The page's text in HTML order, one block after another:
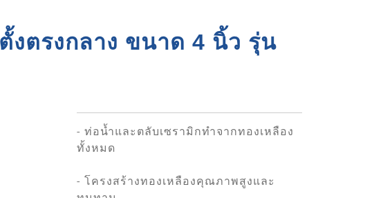
งตรงกลาง ขนาด 4 นิ้ว รุ่น
- ท่อน้ำและตลับเซรามิกทำจากทองเหลือง
ทั้งหมด
- โครงสร้างทองเหลืองคุณภาพสูงและ